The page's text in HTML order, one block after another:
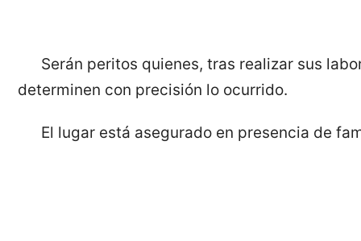
Serán peritos quienes, tras realizar sus
determinen con precisión lo ocurrido.
El lugar está asegurado en presencia de